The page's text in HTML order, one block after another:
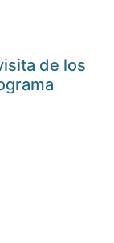
de los